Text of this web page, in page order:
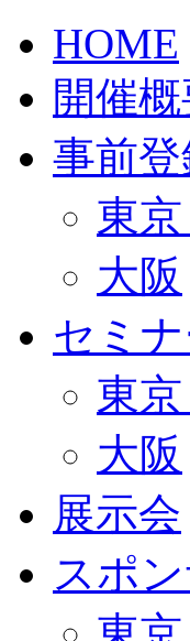
HOME
開催
事前登
東
大阪
セミ
東
大阪
展示会
スポ